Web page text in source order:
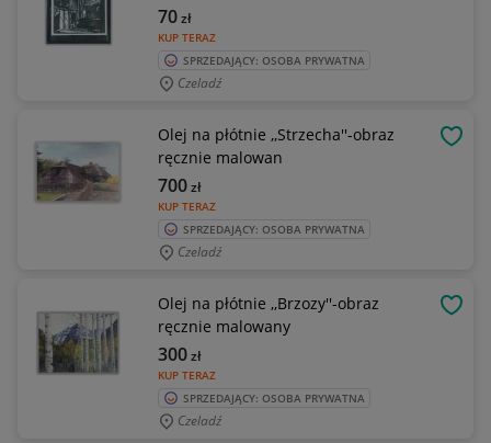
KUP TERAZ
70zł
SPRZEDAJĄCY: OSOBA PRYWATNA
Czeladź
Olej na płótnie ,,Strzecha''-obraz
ręcznie malowan
KUP TERAZ
700zł
SPRZEDAJĄCY: OSOBA PRYWATNA
Czeladź
Olej na płótnie ,,Brzozy''-obraz
ręcznie malowany
KUP TERAZ
300zł
SPRZEDAJĄCY: OSOBA PRYWATNA
Czeladź